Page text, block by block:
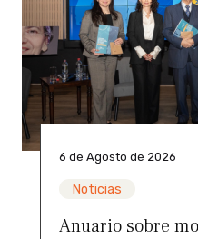
6 de Agosto de 2026
Noticias
Anuario sobre